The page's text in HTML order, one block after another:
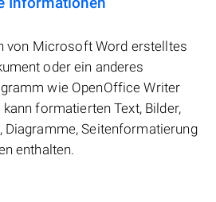
von Microsoft Word erstelltes
oder ein anderes
wie OpenOffice Writer
formatierten Text, Bilder,
Diagramme, Seitenformatierung
enthalten.